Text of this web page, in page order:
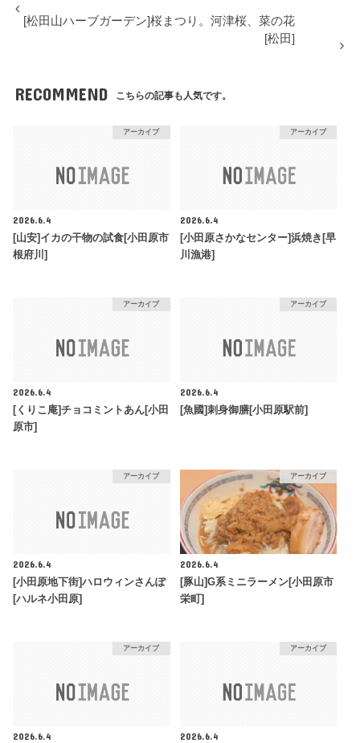
[松田山ハーブガーデン]桜まつり。河津桜、菜の花
[松田]
RECOMMEND こちらの記事も人気です。
アーカイブ
2026.6.4
[山安]イカの干物の試食[小田原市
根府川]
アーカイブ
2026.6.4
[小田原さかなセンター]浜焼き[早
川漁港]
アーカイブ
2026.6.4
[くりこ庵]チョコミントあん[小田
原市]
アーカイブ
2026.6.4
[魚國]刺身御膳[小田原駅前]
アーカイブ
2026.6.4
[小田原地下街]ハロウィンさんぽ
[ハルネ小田原]
アーカイブ
2026.6.4
[豚山]G系ミニラーメン[小田原市
栄町]
アーカイブ
2026.6.4
アーカイブ
2026.6.4